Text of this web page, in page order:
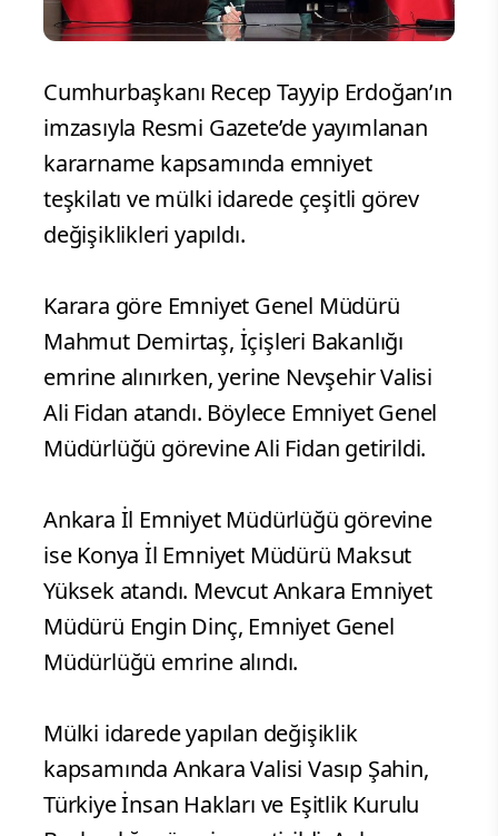
Cumhurbaşkanı Recep Tayyip Erdoğan’ın
imzasıyla Resmi Gazete’de yayımlanan
kararname kapsamında emniyet
teşkilatı ve mülki idarede çeşitli görev
değişiklikleri yapıldı.
Karara göre Emniyet Genel Müdürü
Mahmut Demirtaş, İçişleri Bakanlığı
emrine alınırken, yerine Nevşehir Valisi
Ali Fidan atandı. Böylece Emniyet Genel
Müdürlüğü görevine Ali Fidan getirildi.
Ankara İl Emniyet Müdürlüğü görevine
ise Konya İl Emniyet Müdürü Maksut
Yüksek atandı. Mevcut Ankara Emniyet
Müdürü Engin Dinç, Emniyet Genel
Müdürlüğü emrine alındı.
Mülki idarede yapılan değişiklik
kapsamında Ankara Valisi Vasıp Şahin,
Türkiye İnsan Hakları ve Eşitlik Kurulu